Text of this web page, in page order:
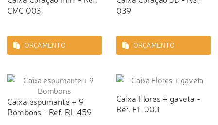
CMC 003
ORÇAMENTO
039
ORÇAMENTO
Caixa espumante + 9
Bombons - Ref. RL 459
Caixa Flores + gaveta -
Ref. FL 003